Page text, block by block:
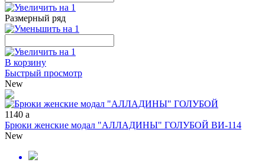
Размерный ряд
В корзину
Быстрый просмотр
New
1140 a
Брюки женские модал "АЛЛАДИНЫ" ГОЛУБОЙ ВИ-114
New